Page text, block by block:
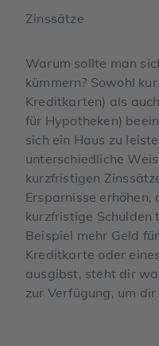
Zinssätze
Warum sollte man
kümmern? Sowohl
Kreditkarten) als
für Hypotheken)
sich ein Haus zu
unterschiedliche
kurzfristigen
Ersparnisse erhöhen,
kurzfristige Schulden
Beispiel mehr Geld
Kreditkarte oder
ausgibst, steht dir
zur Verfügung, um